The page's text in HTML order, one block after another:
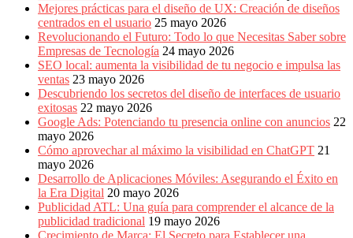
Mejores prácticas para el diseño de UX: Creación de diseños
centrados en el usuario 25 mayo 2026
Revolucionando el Futuro: Todo lo que Necesitas Saber sobre
Empresas de Tecnología 24 mayo 2026
SEO local: aumenta la visibilidad de tu negocio e impulsa las
ventas 23 mayo 2026
Descubriendo los secretos del diseño de interfaces de usuario
exitosas 22 mayo 2026
Google Ads: Potenciando tu presencia online con anuncios 22
mayo 2026
Cómo aprovechar al máximo la visibilidad en ChatGPT 21
mayo 2026
Desarrollo de Aplicaciones Móviles: Asegurando el Éxito en
la Era Digital 20 mayo 2026
Publicidad ATL: Una guía para comprender el alcance de la
publicidad tradicional 19 mayo 2026
Crecimiento de Marca: El Secreto para Establecer una